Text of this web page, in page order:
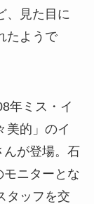
、見た目に
たようで
年ミス・イ
美的」のイ
んが登場。石
モニターとな
タッフを交